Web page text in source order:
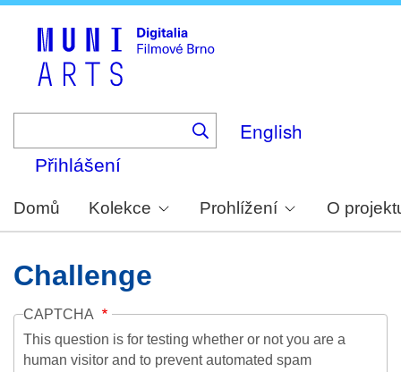
English
Přihlášení
Domů Kolekce Prohlížení O
Challenge
CAPTCHA
This question is for testing whether or not you are a
human visitor and to prevent automated spam